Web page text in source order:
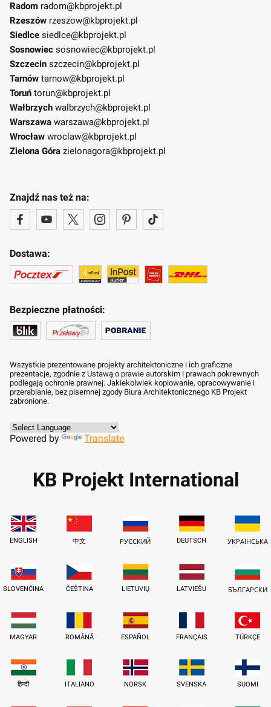
Radom radom@kbprojekt.pl
Rzeszów rzeszow@kbprojekt.pl
Siedlce siedlce@kbprojekt.pl
Sosnowiec sosnowiec@kbprojekt.pl
Szczecin szczecin@kbprojekt.pl
Tarnów tarnow@kbprojekt.pl
Toruń torun@kbprojekt.pl
Wałbrzych walbrzych@kbprojekt.pl
Warszawa warszawa@kbprojekt.pl
Wrocław wroclaw@kbprojekt.pl
Zielona Góra zielonagora@kbprojekt.pl
Znajdź nas też na:
Dostawa:
Bezpieczne płatności:
Wszystkie prezentowane projekty architektoniczne i ich graficzne
prezentacje, zgodnie z Ustawą o prawie autorskim i prawach pokrewnych
podlegają ochronie prawnej. Jakiekolwiek kopiowanie, opracowywanie i
przerabianie, bez pisemnej zgody Biura Architektonicznego KB Projekt
zabronione.
Powered by Translate
KB Projekt International
ENGLISH 中文 РУССКИЙ DEUTSCH УКРАЇНСЬКА
SLOVENČINA ČEŠTINA LIETUVIŲ LATVIEŠU БЪЛГАРСКИ
MAGYAR ROMÂNĂ ESPAÑOL FRANÇAIS TÜRKÇE
हिन्दी ITALIANO NORSK SVENSKA SUOMI